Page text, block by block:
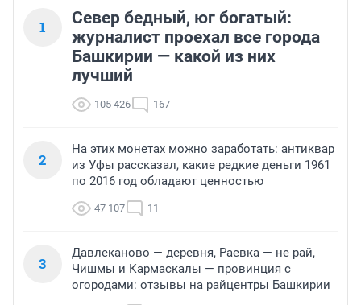
1
Север бедный, юг богатый:
журналист проехал все города
Башкирии — какой из них
лучший
105 426 167
2
На этих монетах можно заработать: антиквар
из Уфы рассказал, какие редкие деньги 1961
по 2016 год обладают ценностью
47 107 11
3
Давлеканово — деревня, Раевка — не рай,
Чишмы и Кармаскалы — провинция с
огородами: отзывы на райцентры Башкирии